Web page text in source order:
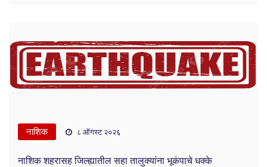
नाशिक ८ ऑगस्ट २०२६
नाशिक शहरासह जिल्ह्यातील सहा तालुक्यांना भूकंपाचे धक्के